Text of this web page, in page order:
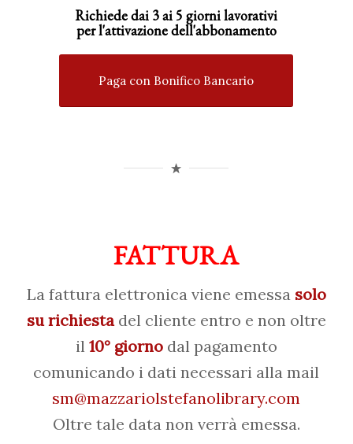
Richiede dai 3 ai 5 giorni lavorativi
perl'attivazionedell'abbonamento
Paga con Bonifico Bancario
FATTURA
La fattura elettronica viene emessasolo
su richiestadel cliente entro e non oltre
il 10° giornodal pagamento
comunicando i dati necessari alla mail
sm@mazzariolstefanolibrary.com
Oltre tale data non verrà emessa.